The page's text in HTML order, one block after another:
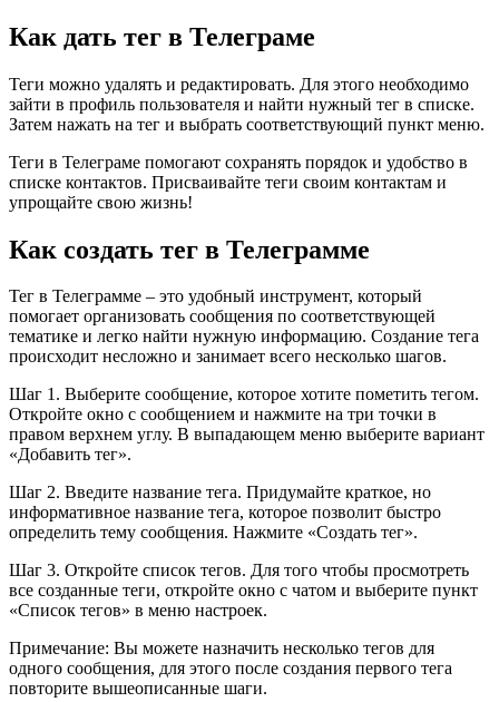
Как дать тег в Телеграме
Теги можно удалять и редактировать. Для этого необходимо
зайти в профиль пользователя и найти нужный тег в списке.
Затем нажать на тег и выбрать соответствующий пункт меню.
Теги в Телеграме помогают сохранять порядок и удобство в
списке контактов. Присваивайте теги своим контактам и
упрощайте свою жизнь!
Как создать тег в Телеграмме
Тег в Телеграмме – это удобный инструмент, который
помогает организовать сообщения по соответствующей
тематике и легко найти нужную информацию. Создание тега
происходит несложно и занимает всего несколько шагов.
Шаг 1. Выберите сообщение, которое хотите пометить тегом.
Откройте окно с сообщением и нажмите на три точки в
правом верхнем углу. В выпадающем меню выберите вариант
«Добавить тег».
Шаг 2. Введите название тега. Придумайте краткое, но
информативное название тега, которое позволит быстро
определить тему сообщения. Нажмите «Создать тег».
Шаг 3. Откройте список тегов. Для того чтобы просмотреть
все созданные теги, откройте окно с чатом и выберите пункт
«Список тегов» в меню настроек.
Примечание: Вы можете назначить несколько тегов для
одного сообщения, для этого после создания первого тега
повторите вышеописанные шаги.